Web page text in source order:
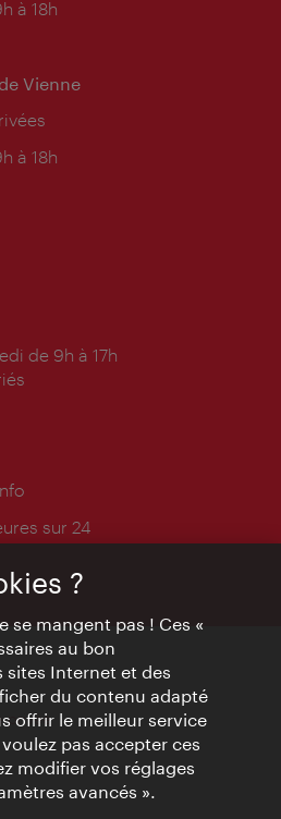
à 18h
Vienne
à 18h
de 9h à 17h
sur 24
privée
?
se mangent pas ! Ces «
au bon
Internet et des
du contenu adapté
offrir le meilleur service
pas accepter ces
modifier vos réglages
avancés ».